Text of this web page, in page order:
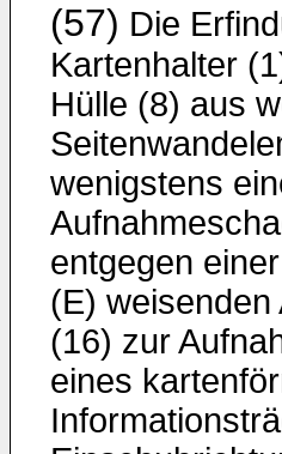
(57) Die
Kartenhalter
Hülle (8) aus
wenigstens
entgegen
(E) weisenden
(16) zur
eines